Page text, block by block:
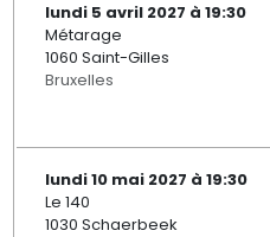
lundi 5 avril 2027 à 19:30
Métarage
1060 Saint-Gilles
Bruxelles
lundi 10 mai 2027 à 19:30
Le 140
1030 Schaerbeek